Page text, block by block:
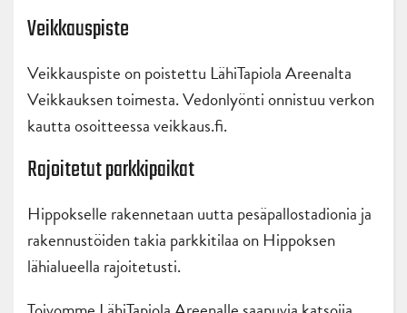
Veikkauspiste
Veikkauspiste on poistettu LähiTapiola Areenalta
Veikkauksen toimesta. Vedonlyönti onnistuu verkon
kautta osoitteessa veikkaus.fi.
Rajoitetut parkkipaikat
Hippokselle rakennetaan uutta pesäpallostadionia ja
rakennustöiden takia parkkitilaa on Hippoksen
lähialueella rajoitetusti.